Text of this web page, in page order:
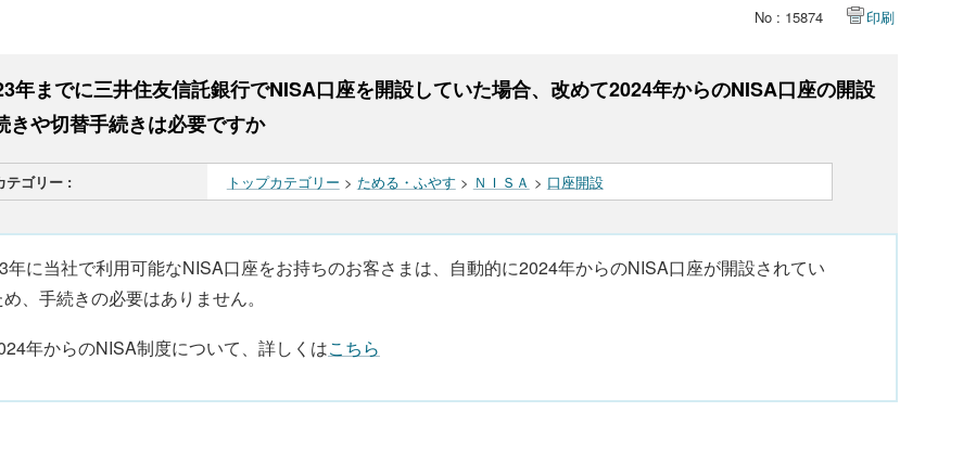
No : 15874 印刷
年までに三井住友信託銀行でNISA口座を開設していた場合、改めて2024年からのNISA口座の開設
きや切替手続きは必要ですか
テゴリー : トップカテゴリー > ためる・ふやす > ＮＩＳＡ > 口座開設
年に当社で利用可能なNISA口座をお持ちのお客さまは、自動的に2024年からのNISA口座が開設されてい
め、手続きの必要はありません。
年からのNISA制度について、詳しくはこちら